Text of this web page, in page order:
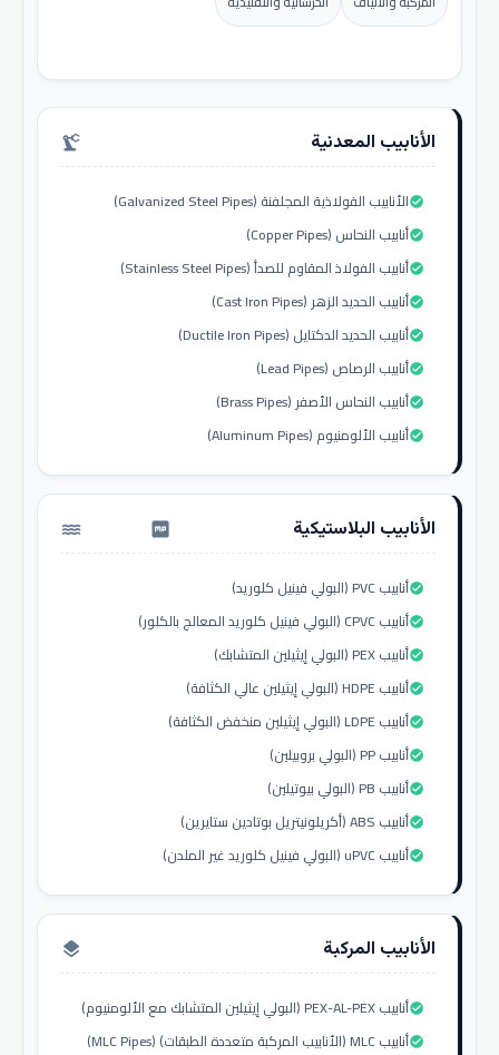
الأنابيب المعدنية precision_manufacturing
الأنابيب الفولاذية المجلفنة (Galvanized Steel Pipes)check_circle
أنابيب النحاس (Copper Pipes)check_circle
أنابيب الفولاذ المقاوم للصدأ (Stainless Steel Pipes)check_circle
أنابيب الحديد الزهر (Cast Iron Pipes)check_circle
أنابيب الحديد الدكتايل (Ductile Iron Pipes)check_circle
أنابيب الرصاص (Lead Pipes)check_circle
أنابيب النحاس الأصفر (Brass Pipes)check_circle
أنابيب الألومنيوم (Aluminum Pipes)check_circle
الأنابيب البلاستيكية water_pump
أنابيب PVC (البولي فينيل كلوريد)check_circle
أنابيب CPVC (البولي فينيل كلوريد المعالج بالكلور)check_circle
أنابيب PEX (البولي إيثيلين المتشابك)check_circle
أنابيب HDPE (البولي إيثيلين عالي الكثافة)check_circle
أنابيب LDPE (البولي إيثيلين منخفض الكثافة)check_circle
أنابيب PP (البولي بروبيلين)check_circle
أنابيب PB (البولي بيوتيلين)check_circle
أنابيب ABS (أكريلونيتريل بوتادين ستايرين)check_circle
أنابيب uPVC (البولي فينيل كلوريد غير الملدن)check_circle
الأنابيب المركبة layers
أنابيب PEX-AL-PEX (البولي إيثيلين المتشابك مع الألومنيوم)check_circle
أنابيب MLC (الأنابيب المركبة متعددة الطبقات) (MLC Pipes)check_circle